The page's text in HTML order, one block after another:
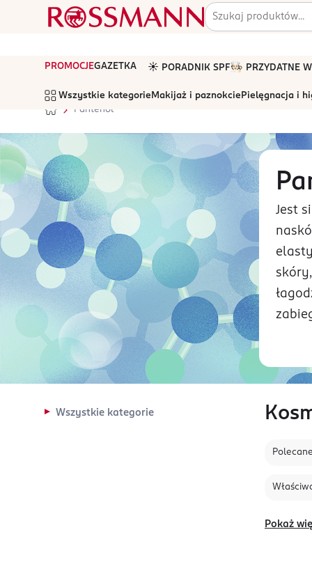
PROMOCJEGAZETKA ☀️ PORADNIK SPF🧑🏻‍🍳 PRZYDATNE
Wszystkie kategorie Makijaż i paznokcie Pielęgnacja i
Pantenol
Jest
Wszystkie kategorie
Polecane
Pokaż